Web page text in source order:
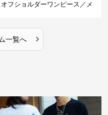
オフショルダーワンピース／メ
一覧へ ›